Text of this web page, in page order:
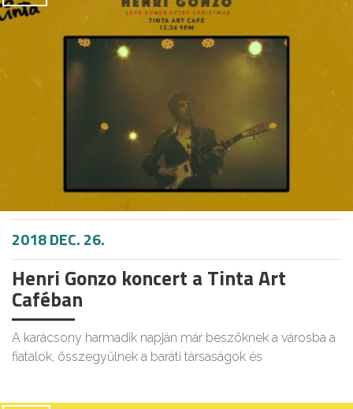
2018 DEC. 26.
Henri Gonzo koncert a Tinta Art
Caféban
A karácsony harmadik napján már beszöknek a városba a
fiatalok, összegyűlnek a baráti társaságok és